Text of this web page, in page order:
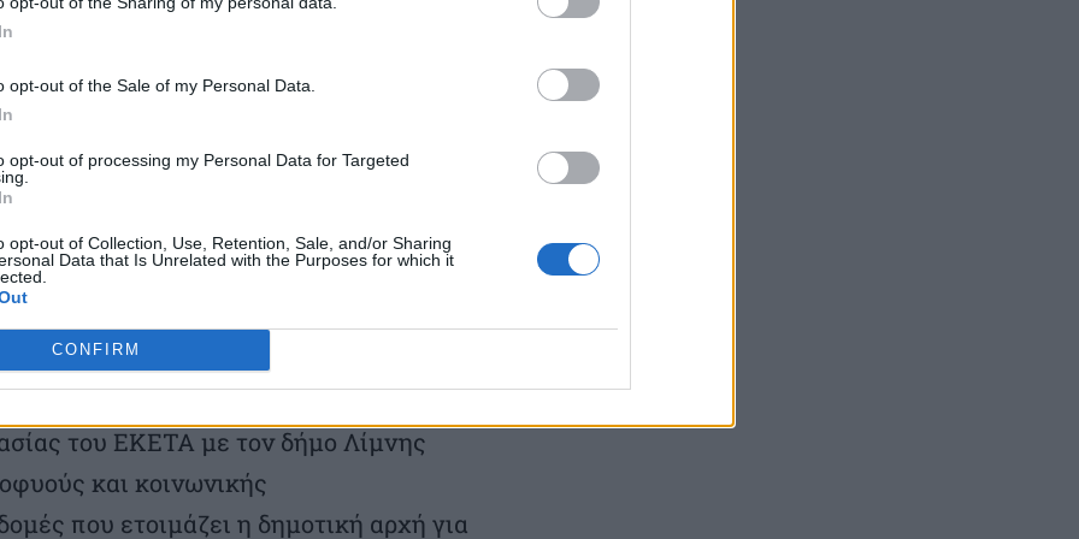
opt-out of the Sale of my Personal Data.
opt-out of processing my Personal Data for Targeted
opt-out of Collection, Use, Retention, Sale, and/or Sharing
Data that Is Unrelated with the Purposes for which it
CONFIRM
με στοιχεία καινοτομίας σε
και κοινωνικό αποτύπωμα. Ένα
στηρίζει στην πράξη τον πληθυσμό
γνώσης σε επαγγελματίες, μέσα από
Αυτοδιοίκηση. Επίσης προβλέπονται
προσαρμογή, την βιώσιμη
γεωργία και κτηνοτροφία, τις
τον εναλλακτικό τουρισμό. Το ΕΚΕΤΑ θα
μορφές κοινωνικής και αλληλέγγυας
παρουσία στα ορεινά χωριά των
του ΕΚΕΤΑ με τον δήμο Λίμνης
και κοινωνικής
που ετοιμάζει η δημοτική αρχή για